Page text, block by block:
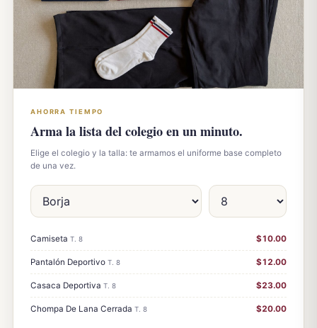
AHORRA TIEMPO
Arma la lista del colegio en un minuto.
Elige el colegio y la talla: te armamos el uniforme base completo
de una vez.
Camiseta T. 8 $10.00
Pantalón Deportivo T. 8 $12.00
Casaca Deportiva T. 8 $23.00
Chompa De Lana Cerrada T. 8 $20.00